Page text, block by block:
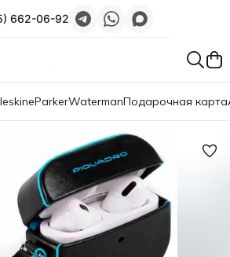
662-06-92
ParkerWatermanПодарочная карта